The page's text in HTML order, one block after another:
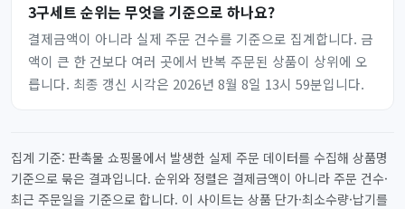
3구세트 순위는 무엇을 기준으로 하나요?
결제금액이 아니라 실제 주문 건수를 기준으로 집계합니다. 금
액이 큰 한 건보다 여러 곳에서 반복 주문된 상품이 상위에 오
릅니다. 최종 갱신 시각은 2026년 8월 8일 13시 59분입니다.
집계 기준: 판촉물 쇼핑몰에서 발생한 실제 주문 데이터를 수집해 상품명
기준으로 묶은 결과입니다. 순위와 정렬은 결제금액이 아니라 주문 건수·
최근 주문일을 기준으로 합니다. 이 사이트는 상품 단가·최소수량·납기를